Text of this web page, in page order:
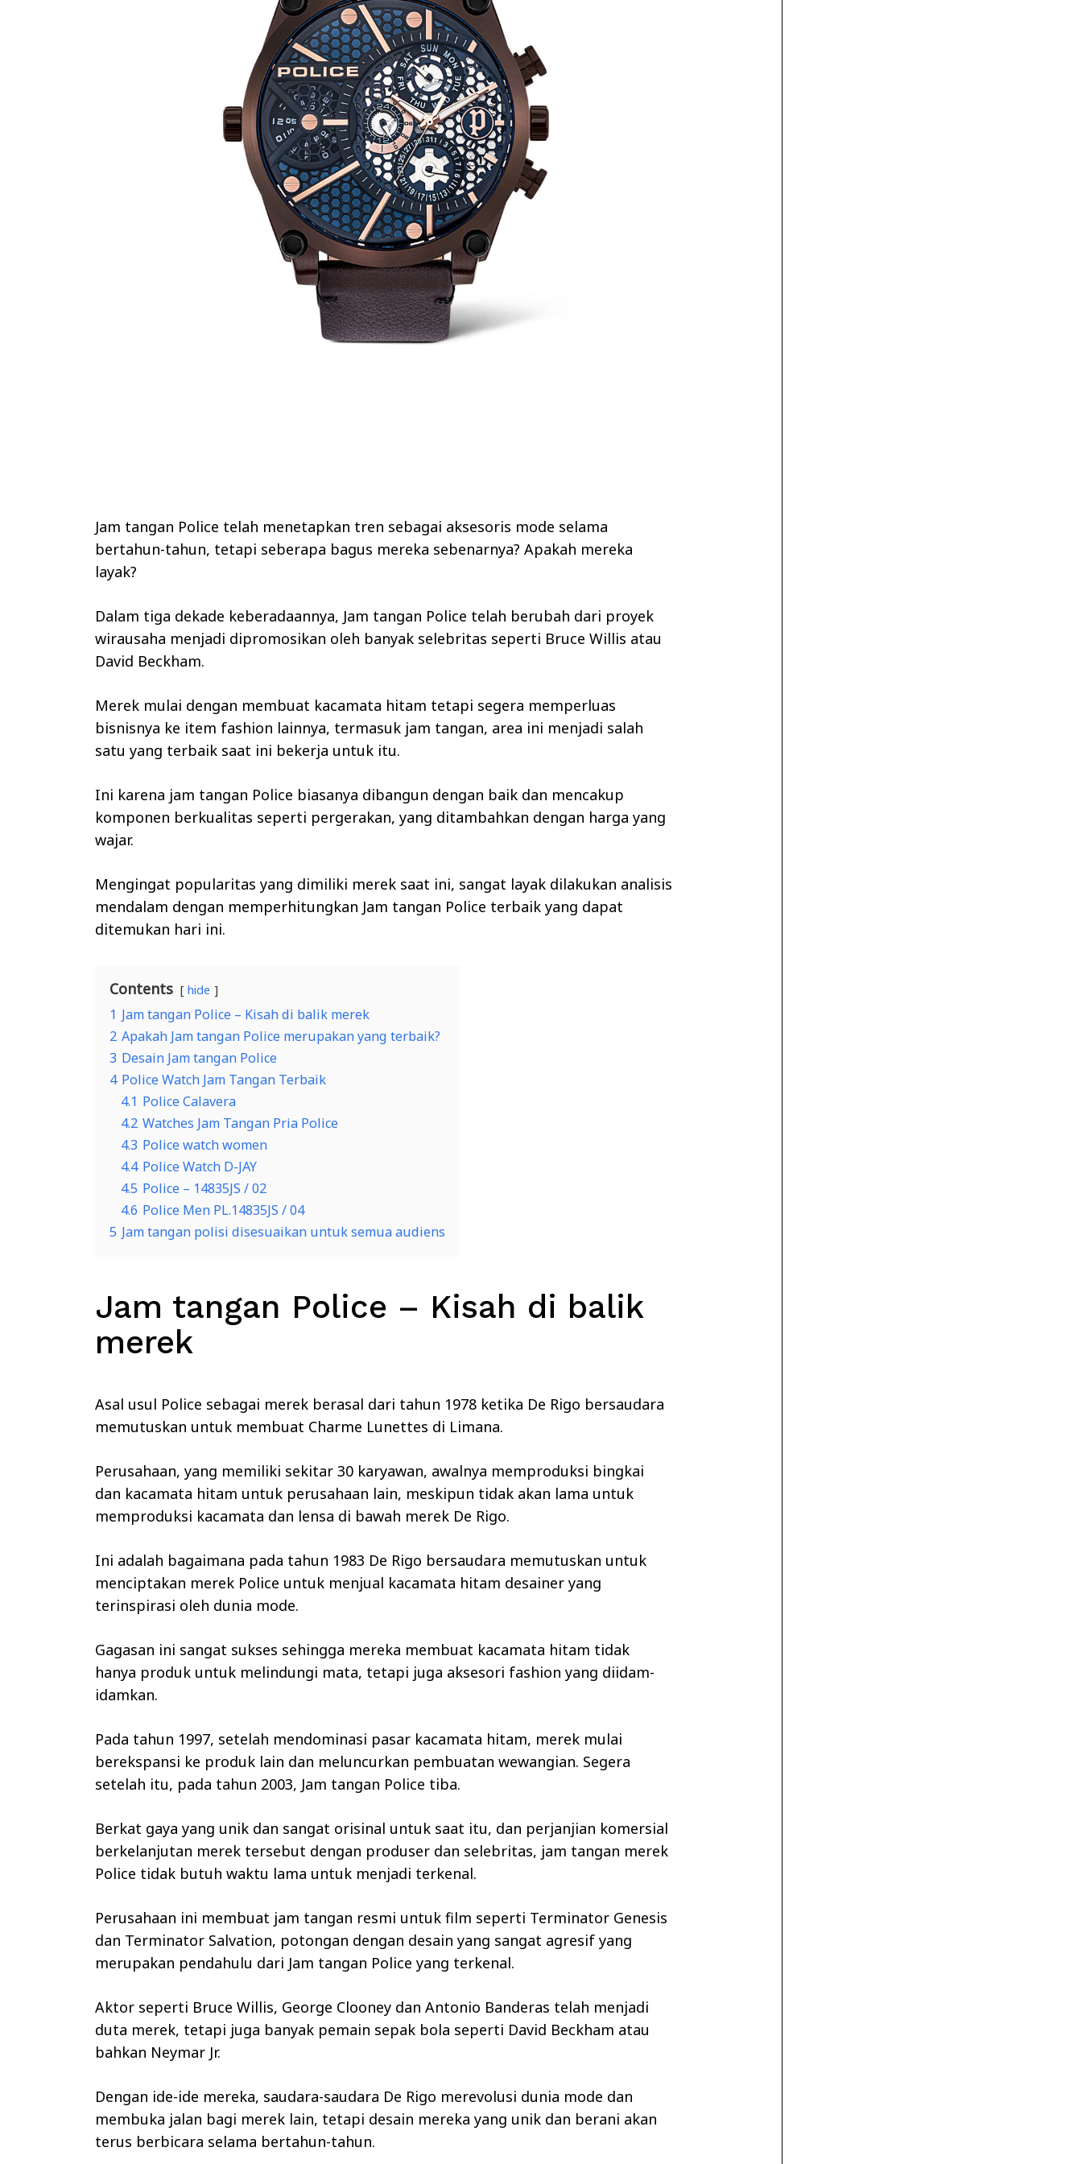
Jam tangan Police telah menetapkan tren sebagai aksesoris mode selama
bertahun-tahun, tetapi seberapa bagus mereka sebenarnya? Apakah mereka
layak?
Dalam tiga dekade keberadaannya, Jam tangan Police telah berubah dari proyek
wirausaha menjadi dipromosikan oleh banyak selebritas seperti Bruce Willis atau
David Beckham.
Merek mulai dengan membuat kacamata hitam tetapi segera memperluas
bisnisnya ke item fashion lainnya, termasuk jam tangan, area ini menjadi salah
satu yang terbaik saat ini bekerja untuk itu.
Ini karena jam tangan Police biasanya dibangun dengan baik dan mencakup
komponen berkualitas seperti pergerakan, yang ditambahkan dengan harga yang
wajar.
Mengingat popularitas yang dimiliki merek saat ini, sangat layak dilakukan analisis
mendalam dengan memperhitungkan Jam tangan Police terbaik yang dapat
ditemukan hari ini.
Contents hide
1 Jam tangan Police – Kisah di balik merek
2 Apakah Jam tangan Police merupakan yang terbaik?
3 Desain Jam tangan Police
4 Police Watch Jam Tangan Terbaik
4.1 Police Calavera
4.2 Watches Jam Tangan Pria Police
4.3 Police watch women
4.4 Police Watch D-JAY
4.5 Police – 14835JS / 02
4.6 Police Men PL.14835JS / 04
5 Jam tangan polisi disesuaikan untuk semua audiens
Jam tangan Police – Kisah di balik
merek
Asal usul Police sebagai merek berasal dari tahun 1978 ketika De Rigo bersaudara
memutuskan untuk membuat Charme Lunettes di Limana.
Perusahaan, yang memiliki sekitar 30 karyawan, awalnya memproduksi bingkai
dan kacamata hitam untuk perusahaan lain, meskipun tidak akan lama untuk
memproduksi kacamata dan lensa di bawah merek De Rigo.
Ini adalah bagaimana pada tahun 1983 De Rigo bersaudara memutuskan untuk
menciptakan merek Police untuk menjual kacamata hitam desainer yang
terinspirasi oleh dunia mode.
Gagasan ini sangat sukses sehingga mereka membuat kacamata hitam tidak
hanya produk untuk melindungi mata, tetapi juga aksesori fashion yang diidam-
idamkan.
Pada tahun 1997, setelah mendominasi pasar kacamata hitam, merek mulai
berekspansi ke produk lain dan meluncurkan pembuatan wewangian. Segera
setelah itu, pada tahun 2003, Jam tangan Police tiba.
Berkat gaya yang unik dan sangat orisinal untuk saat itu, dan perjanjian komersial
berkelanjutan merek tersebut dengan produser dan selebritas, jam tangan merek
Police tidak butuh waktu lama untuk menjadi terkenal.
Perusahaan ini membuat jam tangan resmi untuk film seperti Terminator Genesis
dan Terminator Salvation, potongan dengan desain yang sangat agresif yang
merupakan pendahulu dari Jam tangan Police yang terkenal.
Aktor seperti Bruce Willis, George Clooney dan Antonio Banderas telah menjadi
duta merek, tetapi juga banyak pemain sepak bola seperti David Beckham atau
bahkan Neymar Jr.
Dengan ide-ide mereka, saudara-saudara De Rigo merevolusi dunia mode dan
membuka jalan bagi merek lain, tetapi desain mereka yang unik dan berani akan
terus berbicara selama bertahun-tahun.
Search